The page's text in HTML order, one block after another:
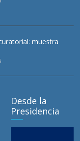
muestra
Desde la
Presidencia